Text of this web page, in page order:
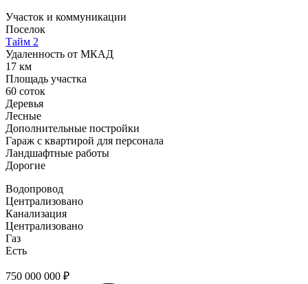
Участок и коммуникации
Поселок
Тайм 2
Удаленность от МКАД
17 км
Площадь участка
60 соток
Деревья
Лесные
Дополнительные постройки
Гараж с квартирой для персонала
Ландшафтные работы
Дорогие
Водопровод
Централизовано
Канализация
Централизовано
Газ
Есть
750 000 000 ₽